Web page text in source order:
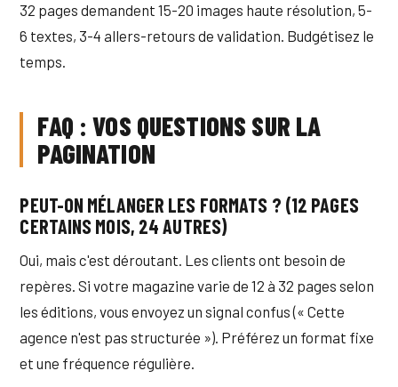
32 pages demandent 15-20 images haute résolution, 5-
6 textes, 3-4 allers-retours de validation. Budgétisez le
temps.
FAQ : VOS QUESTIONS SUR LA
PAGINATION
PEUT-ON MÉLANGER LES FORMATS ? (12 PAGES
CERTAINS MOIS, 24 AUTRES)
Oui, mais c'est déroutant. Les clients ont besoin de
repères. Si votre magazine varie de 12 à 32 pages selon
les éditions, vous envoyez un signal confus (« Cette
agence n'est pas structurée »). Préférez un format fixe
et une fréquence régulière.